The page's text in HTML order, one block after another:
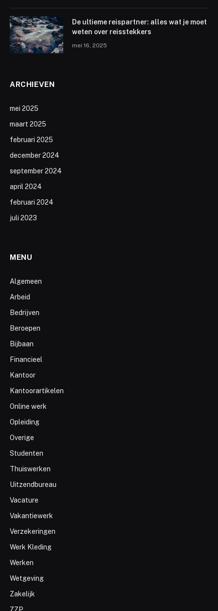
De ultieme reispartner: alles wat je moet
weten over reisstekkers
mei 16, 2025
ARCHIEVEN
mei 2025
maart 2025
februari 2025
december 2024
september 2024
april 2024
februari 2024
juli 2023
MENU
Algemeen
Arbeid
Bedrijven
Beroepen
Bijbaan
Financieel
Kantoor
Kantoorartikelen
Online werk
Opleiding
Overige
Studenten
Thuiswerken
Uitzendbureau
Vacature
Vakantiewerk
Verzekeringen
Werk Kleding
Werken
Wetgeving
Zakelijk
ZZP